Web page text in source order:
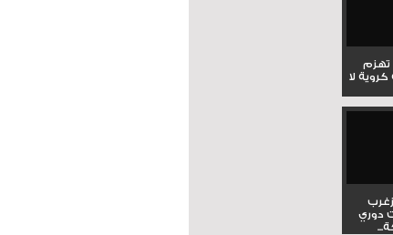
تهزم
كروية لا
دوري